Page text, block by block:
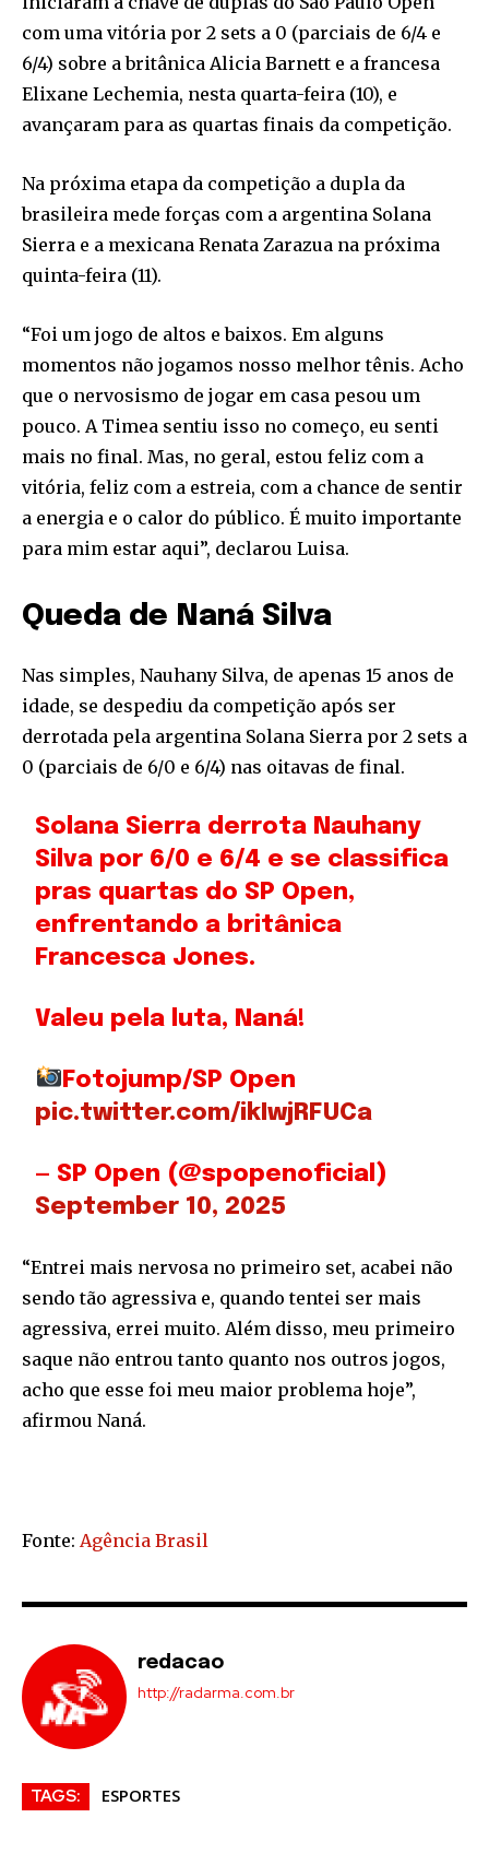
com uma vitória por 2 sets a 0 (parciais de 6/4 e
6/4) sobre a britânica Alicia Barnett e a francesa
Elixane Lechemia, nesta quarta-feira (10), e
avançaram para as quartas finais da competição.
Na próxima etapa da competição a dupla da
brasileira mede forças com a argentina Solana
Sierra e a mexicana Renata Zarazua na próxima
quinta-feira (11).
“Foi um jogo de altos e baixos. Em alguns
momentos não jogamos nosso melhor tênis. Acho
que o nervosismo de jogar em casa pesou um
pouco. A Timea sentiu isso no começo, eu senti
mais no final. Mas, no geral, estou feliz com a
vitória, feliz com a estreia, com a chance de sentir
a energia e o calor do público. É muito importante
para mim estar aqui”, declarou Luisa.
Queda de Naná Silva
Nas simples, Nauhany Silva, de apenas 15 anos de
idade, se despediu da competição após ser
derrotada pela argentina Solana Sierra por 2 sets a
0 (parciais de 6/0 e 6/4) nas oitavas de final.
Solana Sierra derrota Nauhany
Silva por 6/0 e 6/4 e se classifica
pras quartas do SP Open,
enfrentando a britânica
Francesca Jones.
Valeu pela luta, Naná!
Fotojump/SP Open
pic.twitter.com/ikIwjRFUCa
— SP Open (@spopenoficial)
September 10, 2025
“Entrei mais nervosa no primeiro set, acabei não
sendo tão agressiva e, quando tentei ser mais
agressiva, errei muito. Além disso, meu primeiro
saque não entrou tanto quanto nos outros jogos,
acho que esse foi meu maior problema hoje”,
afirmou Naná.
Fonte: Agência Brasil
redacao
http://radarma.com.br
TAGS: ESPORTES